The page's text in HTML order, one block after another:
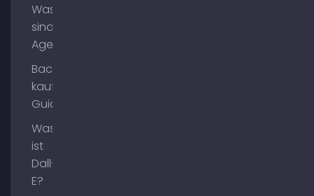
Was
sind AI
Agents?
Backlinks
kaufen
Guide
Was
ist
Dall-
E?